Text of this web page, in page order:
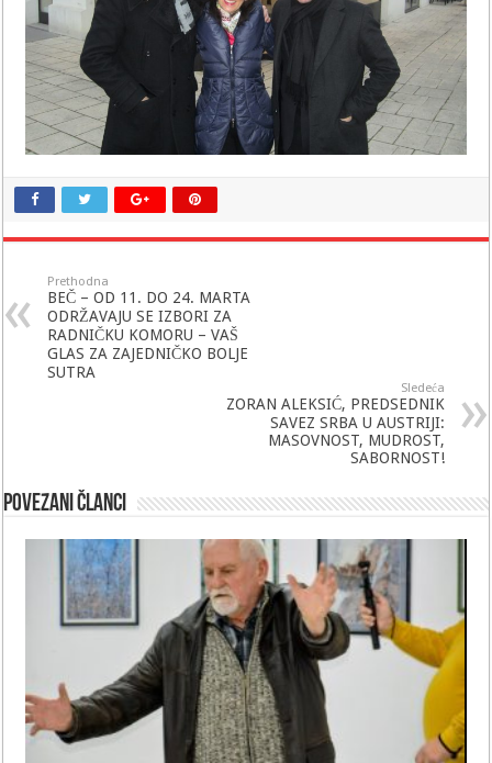
Prethodna
BEČ – OD 11. DO 24. MARTA
ODRŽAVAJU SE IZBORI ZA
RADNIČKU KOMORU – VAŠ
GLAS ZA ZAJEDNIČKO BOLJE
SUTRA
Sledeća
ZORAN ALEKSIĆ, PREDSEDNIK
SAVEZ SRBA U AUSTRIJI:
MASOVNOST, MUDROST,
SABORNOST!
Povezani članci